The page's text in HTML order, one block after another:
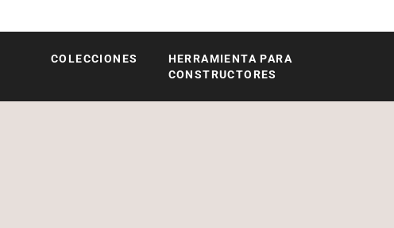
RöshultsCOLECCIONES
HERRAMIENTA PARA
CONSTRUCTORES